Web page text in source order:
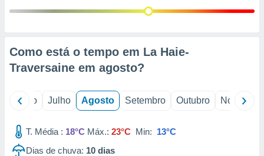
e
de
Como está o tempo em La Haie-
Traversaine em agosto?
Junho Julho Agosto Setembro Outubro Novembro
T. Média : 18°C Máx.: 23°C Min: 13°C
Dias de chuva: 10 dias